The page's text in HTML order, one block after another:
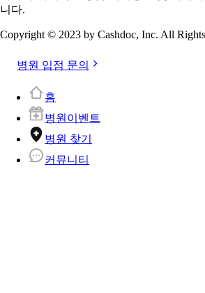
니다.
Copyright © 2023 by Cashdoc, Inc. All
병원 입점 문의
홈
병원이벤트
병원 찾기
커뮤니티